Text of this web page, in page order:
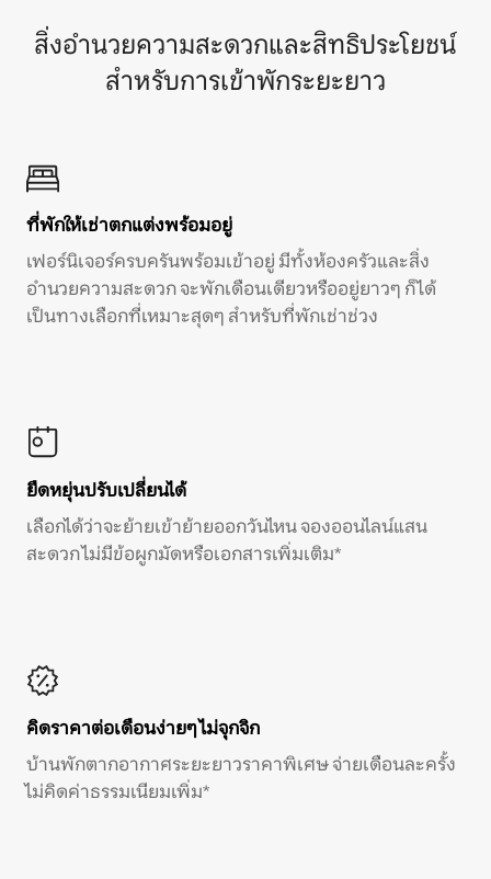
สิ่งอำนวยความสะดวกและสิทธิประโยชน์
สำหรับการเข้าพักระยะยาว
ที่พักให้เช่าตกแต่งพร้อมอยู่
เฟอร์นิเจอร์ครบครันพร้อมเข้าอยู่ มีทั้งห้องครัวและสิ่ง
อำนวยความสะดวก จะพักเดือนเดียวหรืออยู่ยาวๆ ก็ได้
เป็นทางเลือกที่เหมาะสุดๆ สำหรับที่พักเช่าช่วง
ยืดหยุ่นปรับเปลี่ยนได้
เลือกได้ว่าจะย้ายเข้าย้ายออกวันไหน จองออนไลน์แสน
สะดวก ไม่มีข้อผูกมัดหรือเอกสารเพิ่มเติม*
คิดราคาต่อเดือนง่ายๆ ไม่จุกจิก
บ้านพักตากอากาศระยะยาวราคาพิเศษ จ่ายเดือนละครั้ง
ไม่คิดค่าธรรมเนียมเพิ่ม*